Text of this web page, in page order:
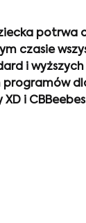
potrwa
czasie
i
XD i